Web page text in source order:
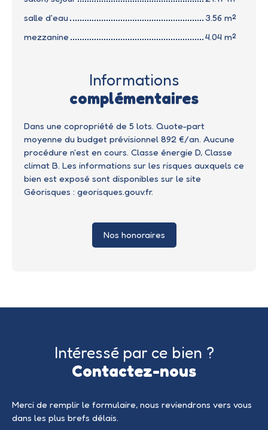
salle d'eau
3.56 m²
mezzanine
4.04 m²
Informations
complémentaires
Dans une copropriété de 5 lots. Quote-part
moyenne du budget prévisionnel 892 €/an. Aucune
procédure n'est en cours. Classe énergie D, Classe
climat B. Les informations sur les risques auxquels ce
bien est exposé sont disponibles sur le site
Géorisques : georisques.gouv.fr.
Nos honoraires
Intéressé par ce bien ?
Contactez-nous
Merci de remplir le formulaire, nous reviendrons vers vous
dans les plus brefs délais.